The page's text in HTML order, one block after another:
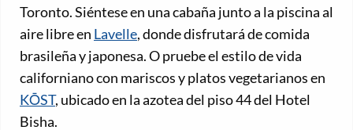
Toronto. Siéntese en una cabaña junto a la piscina al
aire libre en Lavelle, donde disfrutará de comida
brasileña y japonesa. O pruebe el estilo de vida
californiano con mariscos y platos vegetarianos en
KŌST, ubicado en la azotea del piso 44 del Hotel
Bisha.